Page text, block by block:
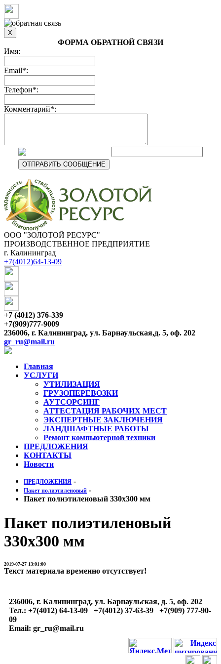
ФОРМА ОБРАТНОЙ СВЯЗИ
Имя:
Email*:
Телефон*:
Комментарий*:
ООО "ЗОЛОТОЙ РЕСУРС"
ПРОИЗВОДСТВЕННОЕ ПРЕДПРИЯТИЕ
г. Калининград
+7(4012)64-13-09
+7 (4012) 376-339
+7(909)777-9009
236006, г. Калининград, ул. Барнаульская,д. 5, оф. 202
gr_ru@mail.ru
Главная
УСЛУГИ
УТИЛИЗАЦИЯ
ГРУЗОПЕРЕВОЗКИ
АУТСОРСИНГ
АТТЕСТАЦИЯ РАБОЧИХ МЕСТ
ЭКСПЕРТНЫЕ ЗАКЛЮЧЕНИЯ
ЛАНДШАФТНЫЕ РАБОТЫ
Ремонт компьютерной техники
ПРЕДЛОЖЕНИЯ
КОНТАКТЫ
Новости
ПРЕДЛОЖЕНИЯ -
Пакет полиэтиленовый -
Пакет полиэтиленовый 330х300 мм
Пакет полиэтиленовый
330х300 мм
2019-07-27 13:01:00
Текст материала временно отсутствует!
236006, г. Калининград, ул. Барнаульская, д. 5, оф. 202
Тел.: +7(4012) 64-13-09 +7(4012) 37-63-39 +7(909) 777-90-
09
Email: gr_ru@mail.ru